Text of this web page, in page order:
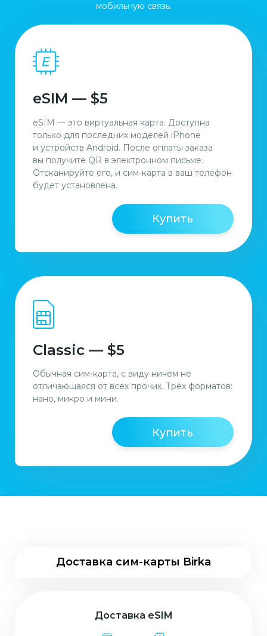
мобильную связь.
eSIM — $5
eSIM — это виртуальная карта. Доступна
только для последних моделей iPhone
и устройств Android. После оплаты заказа
вы получите QR в электронном письме.
Отсканируйте его, и сим-карта в ваш телефон
будет установлена.
Купить
Classic — $5
Обычная сим-карта, с виду ничем не
отличающаяся от всех прочих. Трёх форматов:
нано, микро и мини.
Купить
Доставка сим-карты Birka
Доставка eSIM